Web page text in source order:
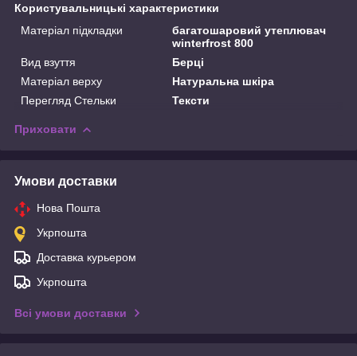
Користувальницькі характеристики
Матеріал підкладки
багатошаровий утеплювач
winterfrost 800
Вид взуття
Берці
Матеріал верху
Натуральна шкіра
Перегляд Стельки
Тексти
Приховати
Умови доставки
Нова Пошта
Укрпошта
Доставка курьером
Укрпошта
Всі умови доставки